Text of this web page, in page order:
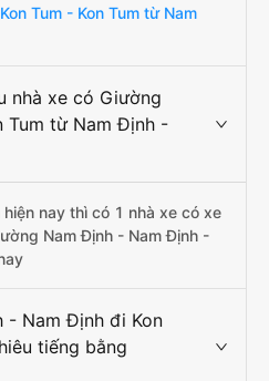
Tum - Kon Tum từ Nam
nhà xe có Giường
Tum từ Nam Định -
nay thì có 1 nhà xe có xe
Nam Định - Nam Định -
- Nam Định đi Kon
tiếng bằng